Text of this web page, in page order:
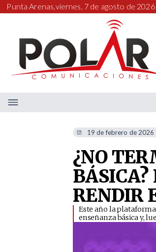
Punta Arenas,viernes, 7 de agosto de
19 de febrero de 2026
¿NO
BÁSICA?
RENDIR
​Este año la
enseñanza básica y,